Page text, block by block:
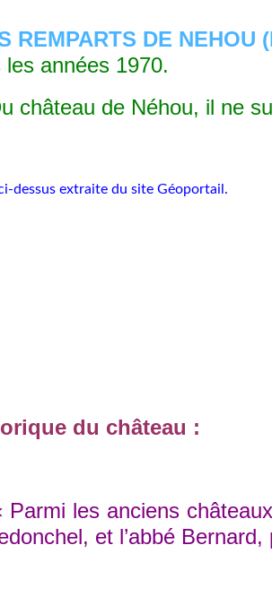
les années 1970.
de Néhou, il ne
dessus extraite du site Géoportail.
du château :
les anciens châteaux
et l’abbé